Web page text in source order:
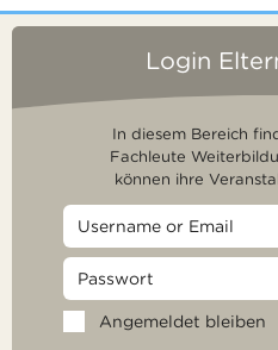
Login
In diesem Bereich
Fachleute
können ihre
Angemeldet bleiben